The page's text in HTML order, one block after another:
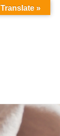
Translate »